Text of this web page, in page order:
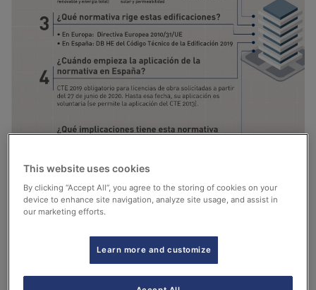
This website uses cookies
By clicking “Accept All”, you agree to the storing of cookies on your
device to enhance site navigation, analyze site usage, and assist in
our marketing efforts.
Learn more and customize